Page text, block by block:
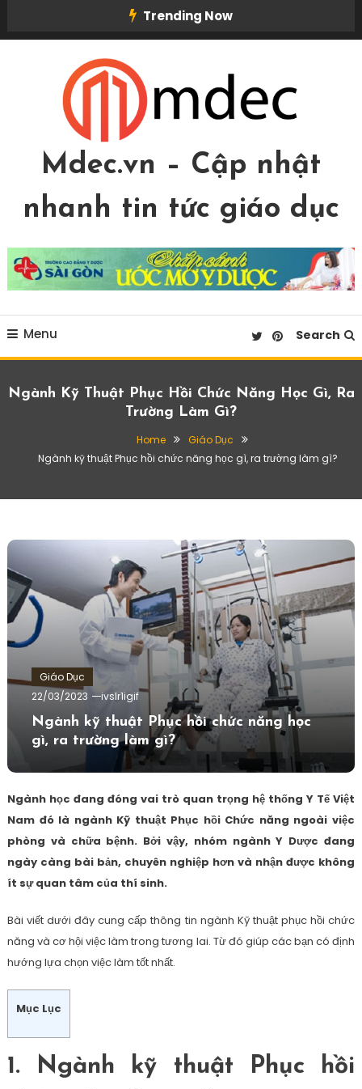
Trending Now
Mdec.vn – Cập nhật
nhanh tin tức giáo dục
Menu Search
Ngành Kỹ Thuật Phục Hồi Chức Năng Học Gì, Ra
Trường Làm Gì?
Home
Giáo Dục
Ngành kỹ thuật Phục hồi chức năng học gì, ra trường làm gì?
Giáo Dục
22/03/2023
ivslr1igif
Ngành kỹ thuật Phục hồi chức năng học
gì, ra trường làm gì?
Ngành học đang đóng vai trò quan trọng hệ thống Y Tế Việt
Nam đó là ngành Kỹ thuật Phục hồi Chức năng ngoài việc
phòng và chữa bệnh. Bởi vậy, nhóm ngành Y Dược đang
ngày càng bài bản, chuyên nghiệp hơn và nhận được không
ít sự quan tâm của thí sinh.
Bài viết dưới đây cung cấp thông tin ngành Kỹ thuật phục hồi chức
năng và cơ hội việc làm trong tương lai. Từ đó giúp các bạn có định
hướng lựa chọn việc làm tốt nhất.
Mục Lục
1. Ngành kỹ thuật Phục hồi